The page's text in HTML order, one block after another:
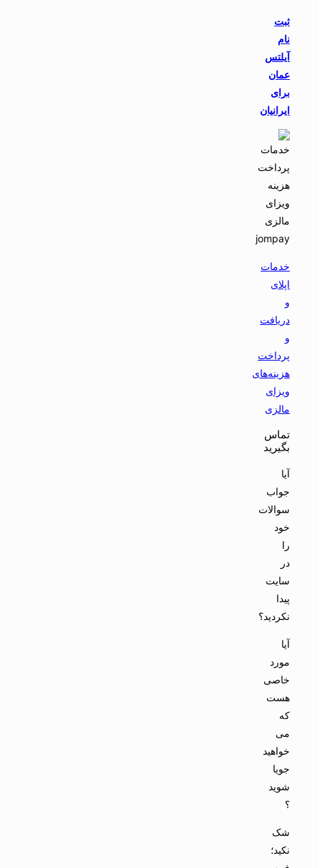
ثبت
نام
آیلتس
عمان
برای
ایرانیان
خدمات
اپلای
و
دریافت
و
پرداخت
هزینه‌های
ویزای
مالزی
تماس
بگیرید
آیا
جواب
سوالات
خود
را
در
سایت
پیدا
نکردید؟
آیا
مورد
خاصی
هست
که
می
خواهید
جویا
شوید
؟
شک
نکید؛